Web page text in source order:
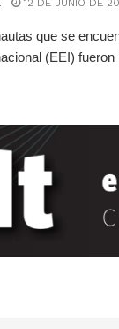
12 DE JUNIO DE
que se
(EEI) fueron